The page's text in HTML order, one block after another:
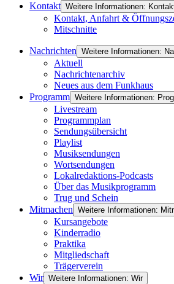
Kontakt Weitere Informationen:
Kontakt, Anfahrt &
Mitschnitte
Nachrichten Weitere Informationen:
Aktuell
Nachrichtenarchiv
Neues aus dem Funkhaus
Programm Weitere Informationen:
Livestream
Programmplan
Sendungsübersicht
Playlist
Musiksendungen
Wortsendungen
Lokalredaktions-Podcasts
Über das Musikprogramm
Trug und Schein
Mitmachen Weitere Informationen:
Kursangebote
Kinderradio
Praktika
Mitgliedschaft
Trägerverein
Wir Weitere Informationen: Wir